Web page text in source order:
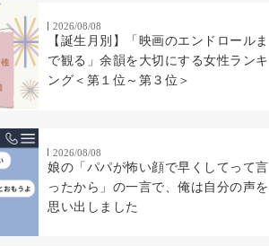
2026/08/08
【誕生月別】「映画のエンドロールま
で観る」余韻を大切にする女性ランキ
ング＜第１位～第３位＞
2026/08/08
娘の「パパが怖い顔で早くしてって言
ったから」の一言で、俺は自分の声を
思い出しました